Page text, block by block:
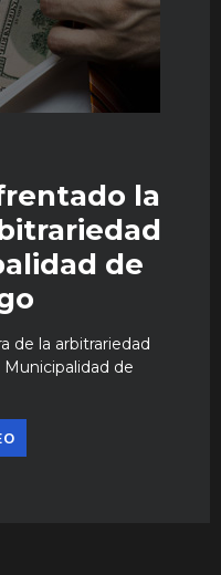
la
de
de la arbitrariedad
de